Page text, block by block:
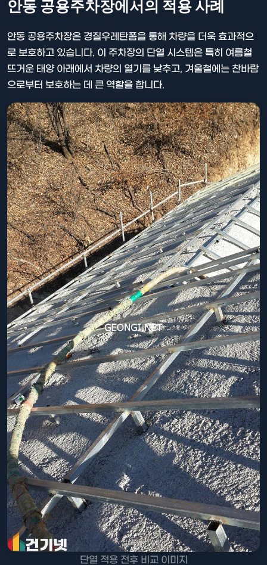
안동 공용주차장에서의 적용 사례
안동 공용주차장은 경질우레탄폼을 통해 차량을 더욱 효과적으
로 보호하고 있습니다. 이 주차장의 단열 시스템은 특히 여름철
뜨거운 태양 아래에서 차량의 열기를 낮추고, 겨울철에는 찬바람
으로부터 보호하는 데 큰 역할을 합니다.
단열 적용 전후 비교 이미지